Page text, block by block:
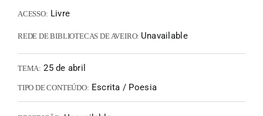
ACESSO: Livre
REDE DE BIBLIOTECAS DE AVEIRO: Unavailable
TEMA: 25 de abril
TIPO DE CONTEÚDO: Escrita / Poesia